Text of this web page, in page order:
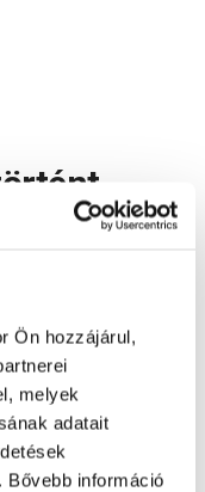
Ön hozzájárul,
melyek
adatait
Bővebb információ